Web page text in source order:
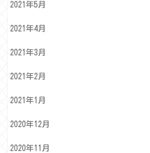
2021年5月
2021年4月
2021年3月
2021年2月
2021年1月
2020年12月
2020年11月